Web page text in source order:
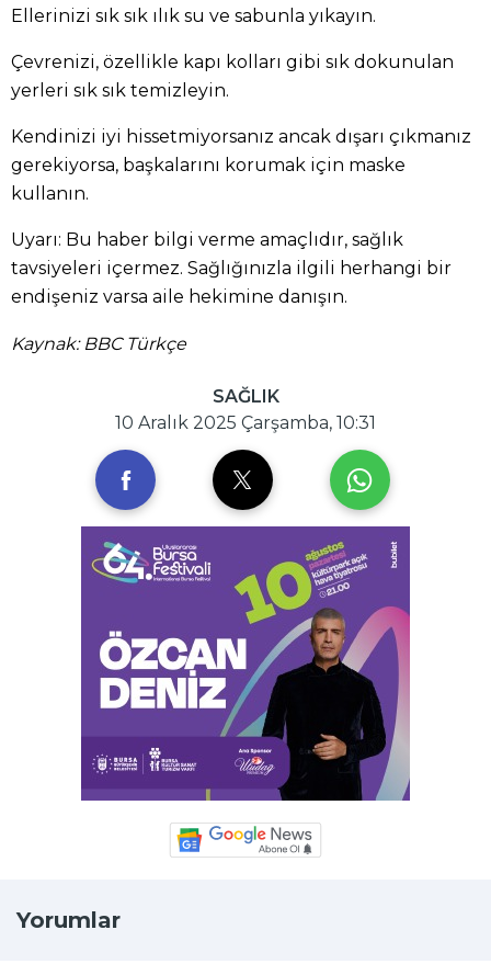
Ellerinizi sık sık ılık su ve sabunla yıkayın.
Çevrenizi, özellikle kapı kolları gibi sık dokunulan
yerleri sık sık temizleyin.
Kendinizi iyi hissetmiyorsanız ancak dışarı çıkmanız
gerekiyorsa, başkalarını korumak için maske
kullanın.
Uyarı: Bu haber bilgi verme amaçlıdır, sağlık
tavsiyeleri içermez. Sağlığınızla ilgili herhangi bir
endişeniz varsa aile hekimine danışın.
Kaynak: BBC Türkçe
SAĞLIK
10 Aralık 2025 Çarşamba, 10:31
Yorumlar